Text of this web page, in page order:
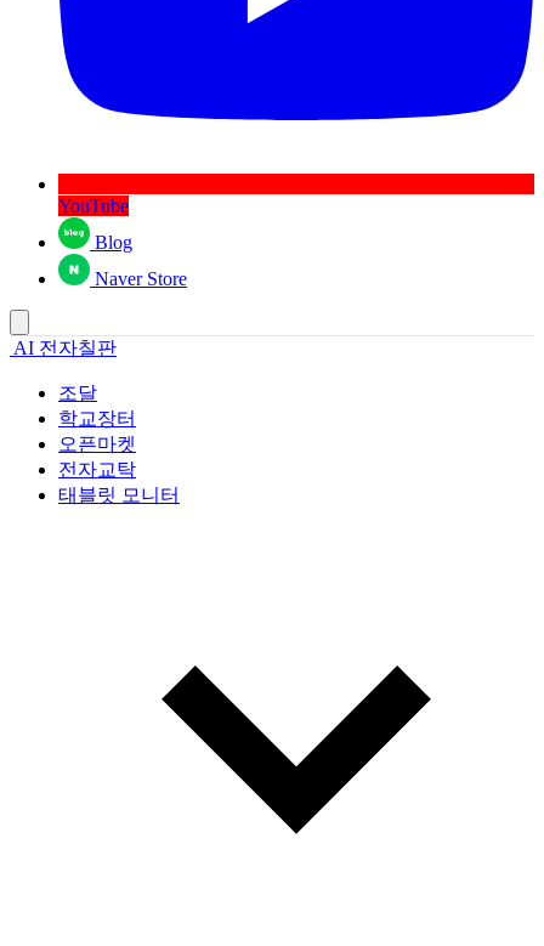
YouTube
Blog
Naver Store
AI 전자칠판
조달
학교장터
오픈마켓
전자교탁
태블릿 모니터